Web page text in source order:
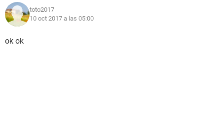
toto2017
10 oct 2017 a las 05:00
ok ok